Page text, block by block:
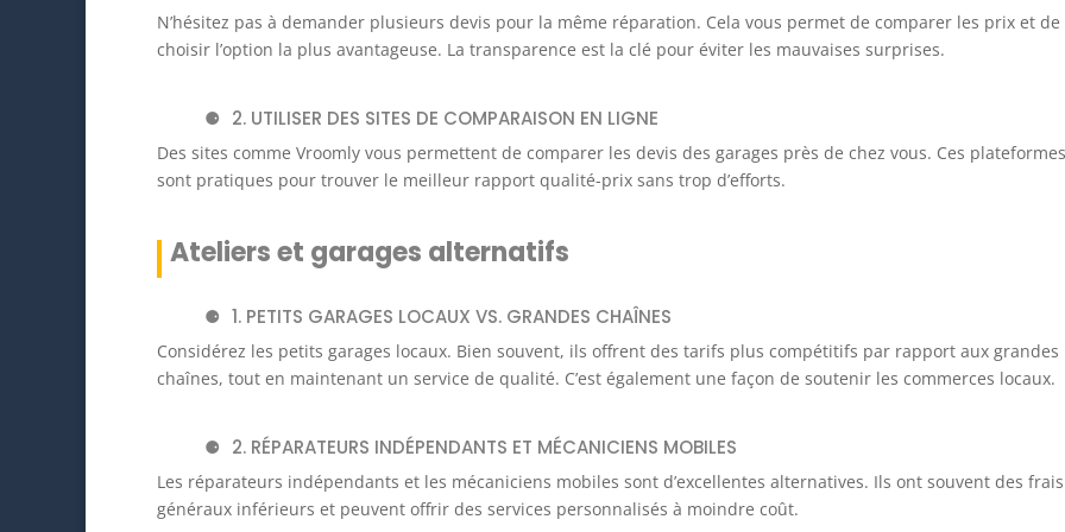
N’hésitez pas à demander plusieurs devis pour la même réparation. Cela vous permet de comparer les prix et de
choisir l’option la plus avantageuse. La transparence est la clé pour éviter les mauvaises surprises.
2. UTILISER DES SITES DE COMPARAISON EN LIGNE
Des sites comme Vroomly vous permettent de comparer les devis des garages près de chez vous. Ces plateformes
sont pratiques pour trouver le meilleur rapport qualité-prix sans trop d’efforts.
Ateliers et garages alternatifs
1. PETITS GARAGES LOCAUX VS. GRANDES CHAÎNES
Considérez les petits garages locaux. Bien souvent, ils offrent des tarifs plus compétitifs par rapport aux grandes
chaînes, tout en maintenant un service de qualité. C’est également une façon de soutenir les commerces locaux.
2. RÉPARATEURS INDÉPENDANTS ET MÉCANICIENS MOBILES
Les réparateurs indépendants et les mécaniciens mobiles sont d’excellentes alternatives. Ils ont souvent des frais
généraux inférieurs et peuvent offrir des services personnalisés à moindre coût.